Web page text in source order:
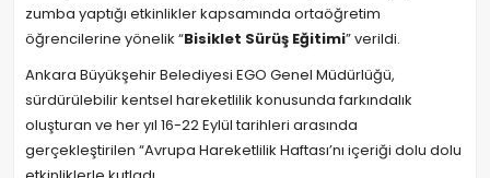
zumba yaptığı etkinlikler kapsamında ortaöğretim
öğrencilerine yönelik “Bisiklet Sürüş Eğitimi” verildi.
Ankara Büyükşehir Belediyesi EGO Genel Müdürlüğü,
sürdürülebilir kentsel hareketlilik konusunda farkındalık
oluşturan ve her yıl 16-22 Eylül tarihleri arasında
gerçekleştirilen “Avrupa Hareketlilik Haftası’nı içeriği dolu dolu